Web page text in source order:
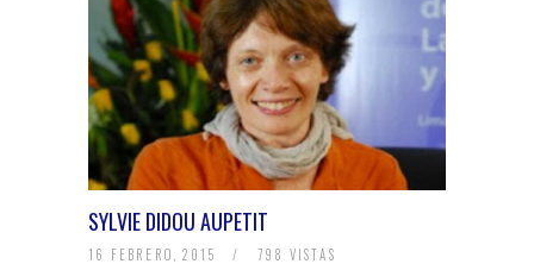
SYLVIE DIDOU AUPETIT
16 FEBRERO, 2015 / 798 VISTAS